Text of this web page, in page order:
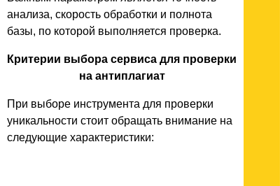
анализа, скорость обработки и полнота
базы, по которой выполняется проверка.
Критерии выбора сервиса для проверки
на антиплагиат
При выборе инструмента для проверки
уникальности стоит обращать внимание на
следующие характеристики: